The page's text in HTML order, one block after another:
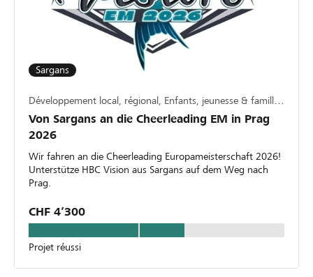
Sargans
Développement local, régional, Enfants, jeunesse & famille, Sport
Von Sargans an die Cheerleading EM in Prag
2026
Wir fahren an die Cheerleading Europameisterschaft 2026!
Unterstütze HBC Vision aus Sargans auf dem Weg nach
Prag.
CHF 4’300
Projet réussi